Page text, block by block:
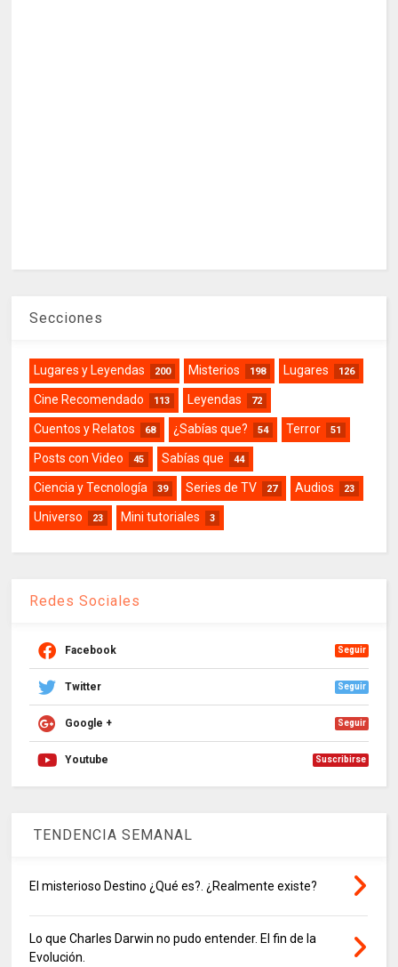
Secciones
Lugares y Leyendas 200 Misterios 198 Lugares 126
Cine Recomendado 113 Leyendas 72
Cuentos y Relatos 68 ¿Sabías que? 54 Terror 51
Posts con Video 45 Sabías que 44
Ciencia y Tecnología 39 Series de TV 27 Audios 23
Universo 23 Mini tutoriales 3
Redes Sociales
Facebook Seguir
Twitter Seguir
Google + Seguir
Youtube Suscribirse
TENDENCIA SEMANAL
El misterioso Destino ¿Qué es?. ¿Realmente existe?
Lo que Charles Darwin no pudo entender. El fin de la
Evolución.